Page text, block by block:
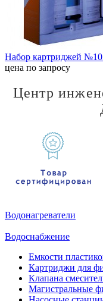
Набор картриджей
цена по запросу
Центр
Водонагреватели
Водоснабжение
Емкости
Картриджи для
Клапана
Магистральные